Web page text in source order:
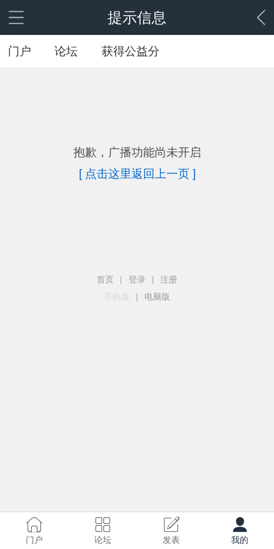
提示信息
门户 论坛 获得公益分
抱歉，广播功能尚未开启
[ 点击这里返回上一页 ]
首页 | 登录 |
注册
手机版
| 电脑版
门户 论坛 发表 我的